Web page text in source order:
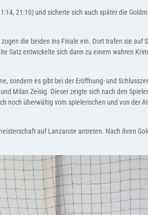
21:10) und sicherte sich auch später die
die beiden ins Finale ein. Dort trafen sie auf
Satz entwickelte sich dann zu einem wahren
sondern es gibt bei der Eröffnung- und
Milan Zeisig. Dieser zeigte sich nach den
noch überwältig vom spielerischen und von der
auf Lanzarote antreten. Nach ihren